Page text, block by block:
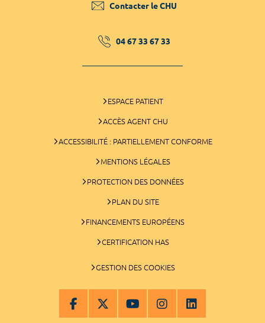
Contacter le CHU
04 67 33 67 33
ESPACE PATIENT
ACCÈS AGENT CHU
ACCESSIBILITÉ : PARTIELLEMENT CONFORME
MENTIONS LÉGALES
PROTECTION DES DONNÉES
PLAN DU SITE
FINANCEMENTS EUROPÉENS
CERTIFICATION HAS
GESTION DES COOKIES